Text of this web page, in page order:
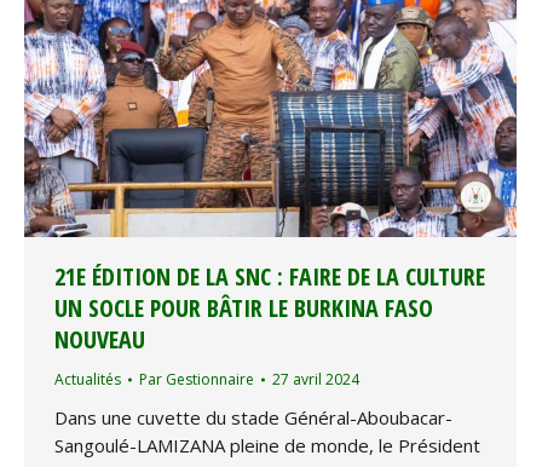
21E ÉDITION DE LA SNC : FAIRE DE LA CULTURE
UN SOCLE POUR BÂTIR LE BURKINA FASO
NOUVEAU
Actualités Par Gestionnaire 27 avril 2024
Dans une cuvette du stade Général-Aboubacar-
Sangoulé-LAMIZANA pleine de monde, le Président